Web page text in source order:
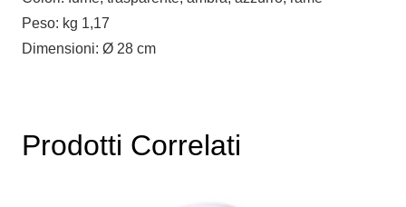
Peso: kg 1,17
Dimensioni: Ø 28 cm
Prodotti Correlati